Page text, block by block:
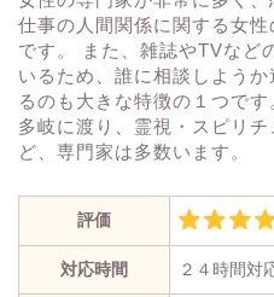
仕事の人間関係に関する女
です。 また、雑誌やTVなど
いるため、誰に相談しよう
るのも大きな特徴の１つで
多岐に渡り、霊視・スピリ
ど、専門家は多数います。
評価
対応時間 ２４時間対